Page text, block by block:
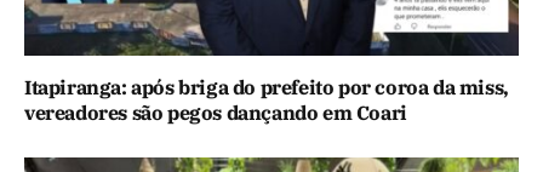
Itapiranga: após briga do prefeito por coroa da miss,
vereadores são pegos dançando em Coari